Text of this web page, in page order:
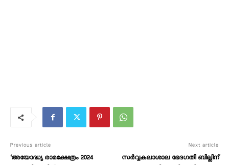
Previous article
‘അയോദ്ധ്യ രാമക്ഷേത്രം 2024
Next article
സർവ്വകലാശാല ഭേദഗതി ബില്ലിന്